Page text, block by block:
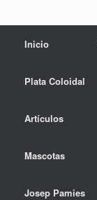
Inicio
Plata Coloidal
Artículos
Mascotas
Josep Pamies